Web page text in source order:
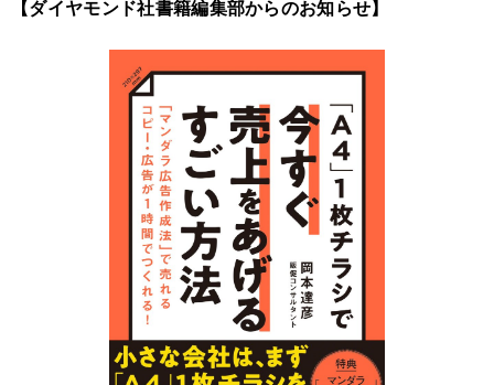
【ダイヤモンド社書籍編集部からのお知らせ】